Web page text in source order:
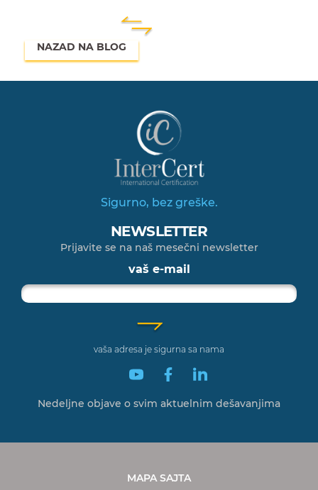
NAZAD NA BLOG
Nedeljne objave o svim aktuelnim dešavanjima
Sigurno, bez greške.
NEWSLETTER
Prijavite se na naš mesečni newsletter
vaš e-mail
vaša adresa je sigurna sa nama
MAPA SAJTA